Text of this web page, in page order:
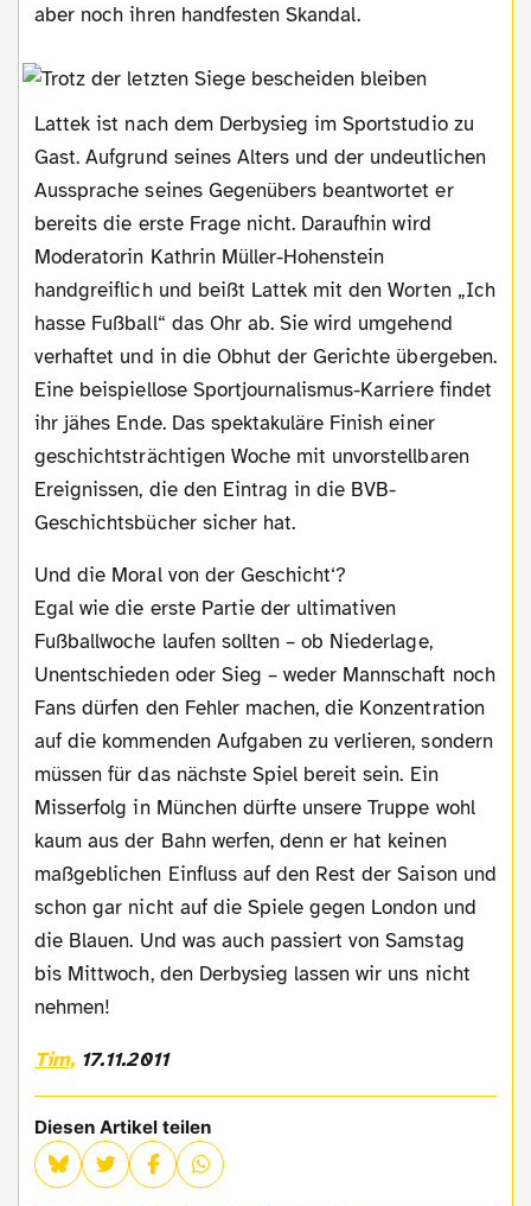
aber noch ihren handfesten Skandal.
Lattek ist nach dem Derbysieg im Sportstudio zu
Gast. Aufgrund seines Alters und der undeutlichen
Aussprache seines Gegenübers beantwortet er
bereits die erste Frage nicht. Daraufhin wird
Moderatorin Kathrin Müller-Hohenstein
handgreiflich und beißt Lattek mit den Worten „Ich
hasse Fußball“ das Ohr ab. Sie wird umgehend
verhaftet und in die Obhut der Gerichte übergeben.
Eine beispiellose Sportjournalismus-Karriere findet
ihr jähes Ende. Das spektakuläre Finish einer
geschichtsträchtigen Woche mit unvorstellbaren
Ereignissen, die den Eintrag in die BVB-
Geschichtsbücher sicher hat.
Und die Moral von der Geschicht‘?
Egal wie die erste Partie der ultimativen
Fußballwoche laufen sollten – ob Niederlage,
Unentschieden oder Sieg – weder Mannschaft noch
Fans dürfen den Fehler machen, die Konzentration
auf die kommenden Aufgaben zu verlieren, sondern
müssen für das nächste Spiel bereit sein. Ein
Misserfolg in München dürfte unsere Truppe wohl
kaum aus der Bahn werfen, denn er hat keinen
maßgeblichen Einfluss auf den Rest der Saison und
schon gar nicht auf die Spiele gegen London und
die Blauen. Und was auch passiert von Samstag
bis Mittwoch, den Derbysieg lassen wir uns nicht
nehmen!
Tim, 17.11.2011
Diesen Artikel teilen